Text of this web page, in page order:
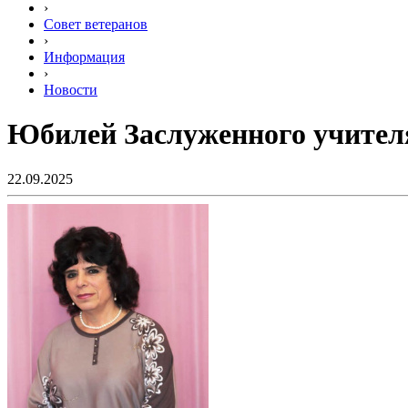
›
Совет ветеранов
›
Информация
›
Новости
Юбилей Заслуженного
22.09.2025